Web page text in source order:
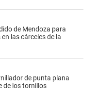
de Mendoza para
las cárceles de la
de punta plana
de los tornillos